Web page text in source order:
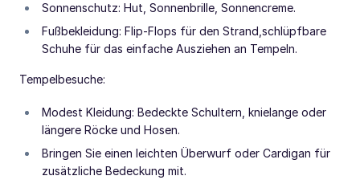
Sonnenschutz: Hut, Sonnenbrille, Sonnencreme.
Fußbekleidung: Flip-Flops für den Strand,schlüpfbare
Schuhe für das einfache Ausziehen an Tempeln.
Tempelbesuche:
Modest Kleidung: Bedeckte Schultern, knielange oder
längere Röcke und Hosen.
Bringen Sie einen leichten Überwurf oder Cardigan für
zusätzliche Bedeckung mit.